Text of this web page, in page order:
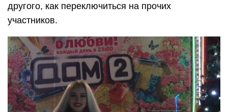
другого, как переключиться на прочих
участников.